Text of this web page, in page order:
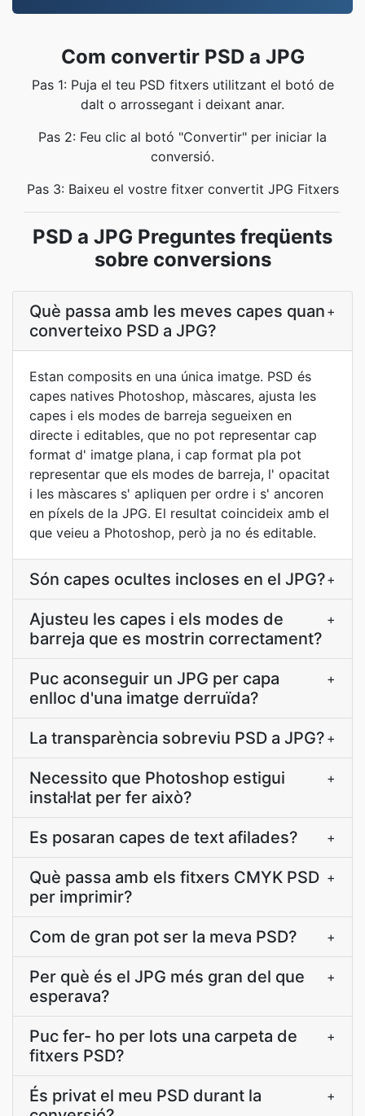
Com convertir PSD a JPG
Pas 1: Puja el teu PSD fitxers utilitzant el botó de
dalt o arrossegant i deixant anar.
Pas 2: Feu clic al botó "Convertir" per iniciar la
conversió.
Pas 3: Baixeu el vostre fitxer convertit JPG Fitxers
PSD a JPG Preguntes freqüents
sobre conversions
Què passa amb les meves capes quan
converteixo PSD a JPG?
+
Estan composits en una única imatge. PSD és
capes natives Photoshop, màscares, ajusta les
capes i els modes de barreja segueixen en
directe i editables, que no pot representar cap
format d' imatge plana, i cap format pla pot
representar que els modes de barreja, l' opacitat
i les màscares s' apliquen per ordre i s' ancoren
en píxels de la JPG. El resultat coincideix amb el
que veieu a Photoshop, però ja no és editable.
Són capes ocultes incloses en el JPG?+
Ajusteu les capes i els modes de
barreja que es mostrin correctament?
+
Puc aconseguir un JPG per capa
enlloc d'una imatge derruïda?
+
La transparència sobreviu PSD a JPG? +
Necessito que Photoshop estigui
instal·lat per fer això?
+
Es posaran capes de text afilades? +
Què passa amb els fitxers CMYK PSD
per imprimir?
+
Com de gran pot ser la meva PSD? +
Per què és el JPG més gran del que
esperava?
+
Puc fer- ho per lots una carpeta de
fitxers PSD?
+
És privat el meu PSD durant la
+